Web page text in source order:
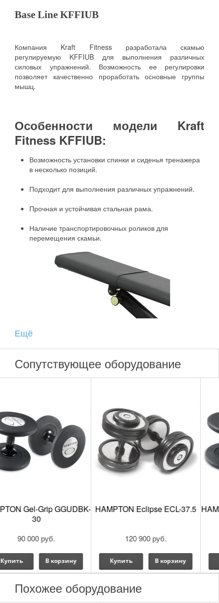
Base Line KFFIUB
Компания Kraft Fitness разработала скамью
регулируемую KFFIUB для выполнения различных
силовых упражнений. Возможность ее регулировки
позволяет качественно проработать основные группы
мышц.
Особенности модели Kraft
Fitness KFFIUB:
Возможность установки спинки и сиденья тренажера
в несколько позиций.
Подходит для выполнения различных упражнений.
Прочная и устойчивая стальная рама.
Наличие транспортировочных роликов для
перемещения скамьи.
Ещё
Сопутствующее оборудование
HAMPTON Eclipse ECL-37.5
120 900 руб.
Купить В корзину
HAMPTON Gel-Grip GGUDBK-
48 000 руб.
Купить В корзину
Похожее оборудование